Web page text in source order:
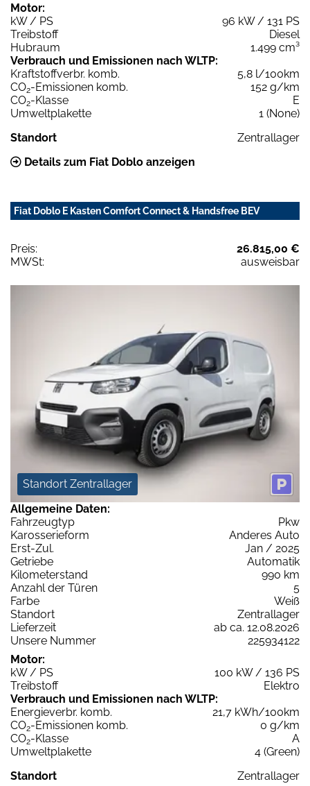
Motor:
kW / PS
96 kW / 131 PS
Treibstoff
Diesel
Hubraum
1.499 cm³
Verbrauch und Emissionen nach WLTP:
Kraftstoffverbr. komb.
5,8 l/100km
CO2-Emissionen komb.
152 g/km
CO2-Klasse
E
Umweltplakette
1 (None)
Standort
Zentrallager
Details zum Fiat Doblo anzeigen
Fiat Doblo E Kasten Comfort Connect & Handsfree BEV
Preis:
26.815,00 €
MWSt:
ausweisbar
Standort Zentrallager
Allgemeine Daten:
Fahrzeugtyp
Pkw
Karosserieform
Anderes Auto
Erst-Zul.
Jan / 2025
Getriebe
Automatik
Kilometerstand
990 km
Anzahl der Türen
5
Farbe
Weiß
Standort
Zentrallager
Lieferzeit
ab ca. 12.08.2026
Unsere Nummer
225934122
Motor:
kW / PS
100 kW / 136 PS
Treibstoff
Elektro
Verbrauch und Emissionen nach WLTP:
Energieverbr. komb.
21,7 kWh/100km
CO2-Emissionen komb.
0 g/km
CO2-Klasse
A
Umweltplakette
4 (Green)
Standort
Zentrallager